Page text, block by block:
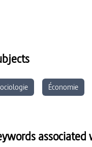
Économie